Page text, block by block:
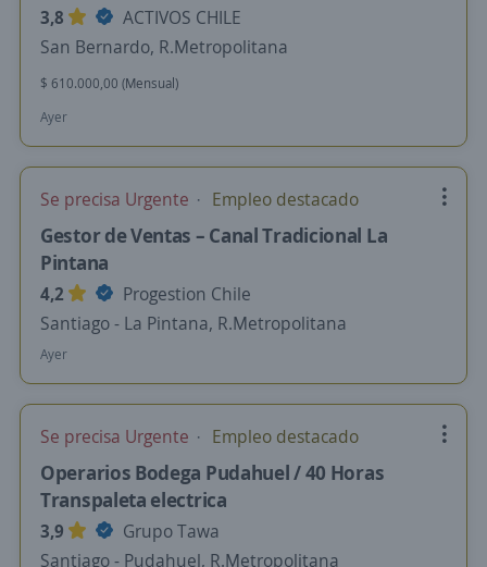
3,8
ACTIVOS CHILE
San Bernardo, R.Metropolitana
$ 610.000,00 (Mensual)
Ayer
Se precisa Urgente Empleo destacado
Gestor de Ventas – Canal Tradicional La
Pintana
4,2
Progestion Chile
Santiago - La Pintana, R.Metropolitana
Ayer
Se precisa Urgente Empleo destacado
Operarios Bodega Pudahuel / 40 Horas
Transpaleta electrica
3,9
Grupo Tawa
Santiago - Pudahuel, R.Metropolitana